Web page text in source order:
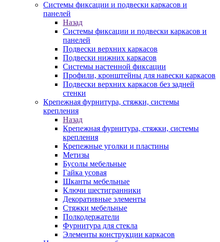
Системы фиксации и подвески каркасов и
панелей
Назад
Системы фиксации и подвески каркасов и
панелей
Подвески верхних каркасов
Подвески нижних каркасов
Системы настенной фиксации
Профили, кронштейны для навески каркасов
Подвески верхних каркасов без задней
стенки
Крепежная фурнитура, стяжки, системы
крепления
Назад
Крепежная фурнитура, стяжки, системы
крепления
Крепежные уголки и пластины
Метизы
Бусолы мебельные
Гайка усовая
Шканты мебельные
Ключи шестигранники
Декоративные элементы
Стяжки мебельные
Полкодержатели
Фурнитура для стекла
Элементы конструкции каркасов